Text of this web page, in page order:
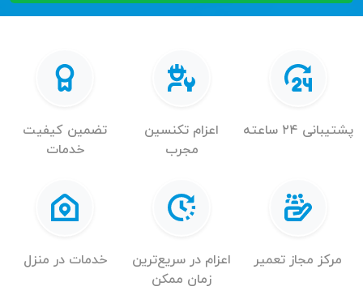
پشتیبانی ۲۴ ساعته
اعزام تکنسین
مجرب
تضمین کیفیت
خدمات
مرکز مجاز تعمیر
اعزام در سریع‌ترین
زمان ممکن
خدمات در منزل